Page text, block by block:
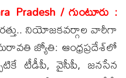
Pradesh / గుంటూరు :
నియోజకవర్గాల వారీగా
జ్యోతి: ఆంధ్రప్రదేశ్‌లో
టీడీపీ, వైసీపీ, జనసేన